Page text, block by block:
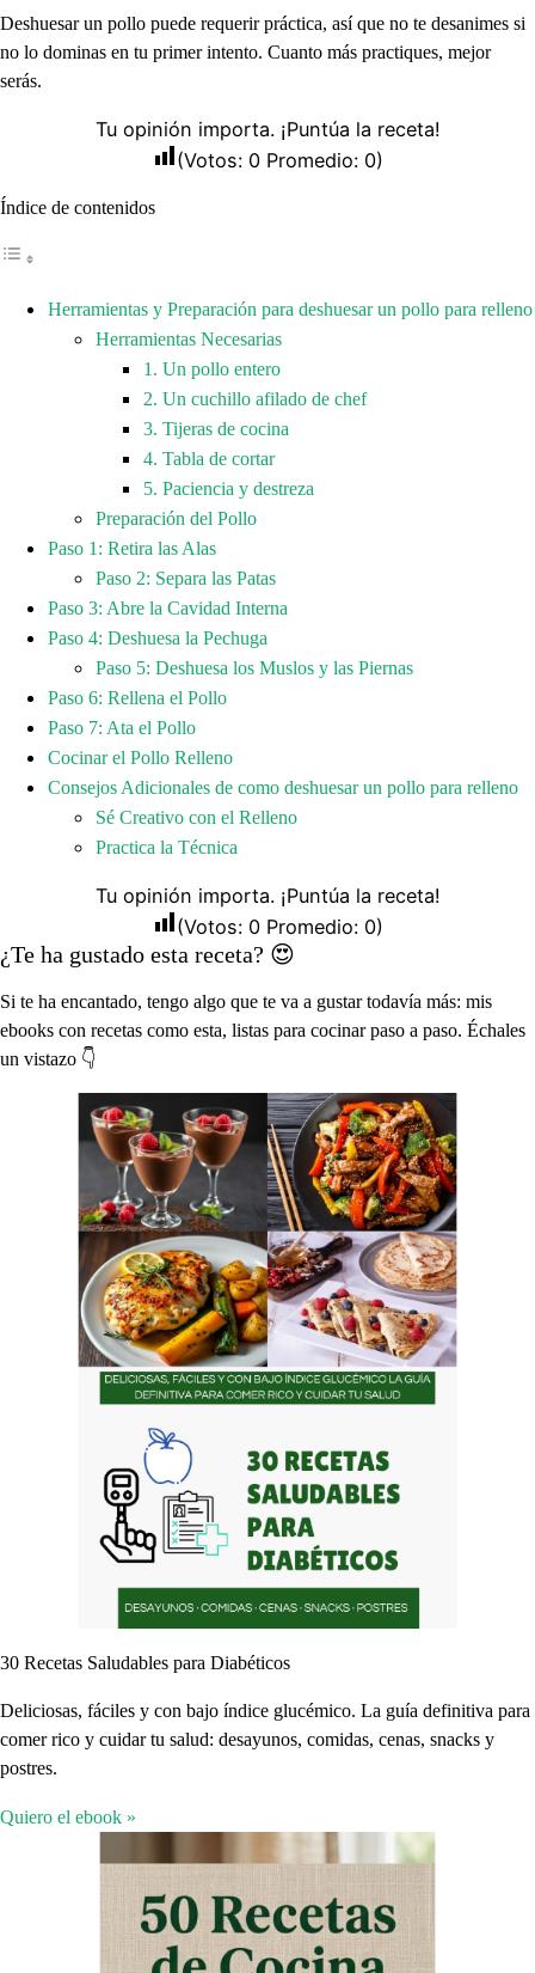
Deshuesar un pollo puede requerir práctica, así que no te desanimes si
no lo dominas en tu primer intento. Cuanto más practiques, mejor
serás.
Tu opinión importa. ¡Puntúa la receta!
(Votos: 0Promedio: 0)
Índice de contenidos
Herramientas y Preparación para deshuesar un pollo para relleno
Herramientas Necesarias
1. Un pollo entero
2. Un cuchillo afilado de chef
3. Tijeras de cocina
4. Tabla de cortar
5. Paciencia y destreza
Preparación del Pollo
Paso 1: Retira las Alas
Paso 2: Separa las Patas
Paso 3: Abre la Cavidad Interna
Paso 4: Deshuesa la Pechuga
Paso 5: Deshuesa los Muslos y las Piernas
Paso 6: Rellena el Pollo
Paso 7: Ata el Pollo
Cocinar el Pollo Relleno
Consejos Adicionales de como deshuesar un pollo para relleno
Sé Creativo con el Relleno
Practica la Técnica
Tu opinión importa. ¡Puntúa la receta!
(Votos: 0Promedio: 0)
¿Te ha gustado esta receta? 😍
Si te ha encantado, tengo algo que te va a gustar todavía más: mis
ebooks con recetas como esta, listas para cocinar paso a paso. Échales
un vistazo 👇
30 Recetas Saludables para Diabéticos
Deliciosas, fáciles y con bajo índice glucémico. La guía definitiva para
comer rico y cuidar tu salud: desayunos, comidas, cenas, snacks y
postres.
Quiero el ebook »